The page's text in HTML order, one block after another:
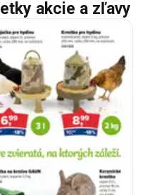
akcie a zľavy